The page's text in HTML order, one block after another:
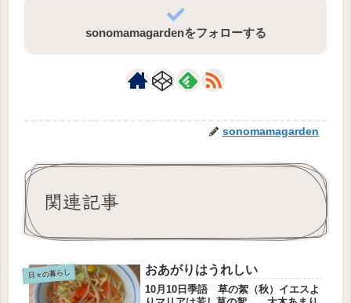
sonomamagardenをフォローする
sonomamagarden
関連記事
日々の暮らし おあがりはうれしい
10月10日季語 草の絮（秋）イエスよ